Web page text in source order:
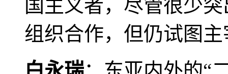
国主义者，尽管很少
组织合作，但仍试图